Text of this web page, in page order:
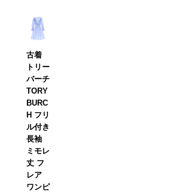
古着
トリー
バーチ
TORY
BURC
H フリ
ル付き
長袖
ミモレ
丈 フ
レア
ワンピ